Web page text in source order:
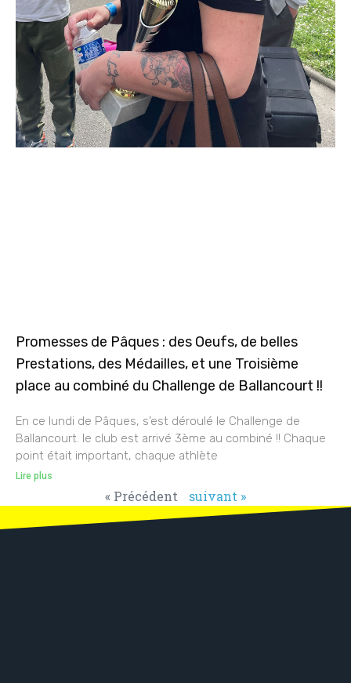
Promesses de Pâques : des Oeufs, de belles
Prestations, des Médailles, et une Troisième
place au combiné du Challenge de Ballancourt !!
En ce lundi de Pâques, s’est déroulé le Challenge de
Ballancourt. le club est arrivé 3ème au combiné !! Chaque
point était important, chaque athlète
Lire plus
« Précédent suivant »